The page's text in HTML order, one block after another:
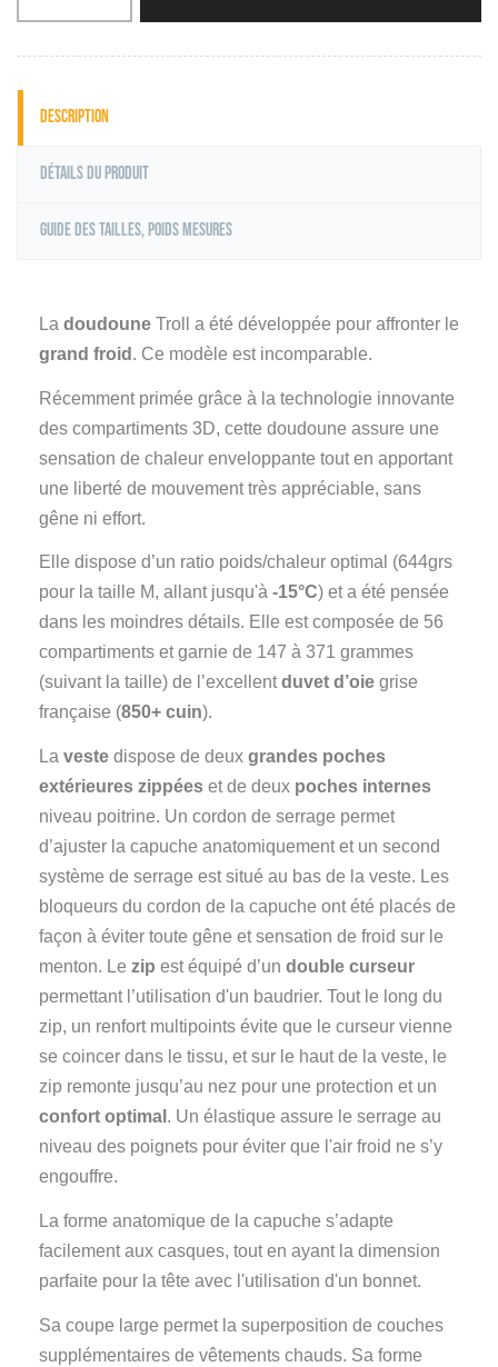
Description
Détails du produit
Guide des tailles, poids mesures
La doudoune Troll a été développée pour affronter le
grand froid . Ce modèle est incomparable.
Récemment primée grâce à la technologie innovante
des compartiments 3D, cette doudoune assure une
sensation de chaleur enveloppante tout en apportant
une liberté de mouvement très appréciable, sans
gêne ni effort.
Elle dispose d’un ratio poids/chaleur optimal (644grs
pour la taille M, allant jusqu'à -15°C) et a été pensée
dans les moindres détails. Elle est composée de 56
compartiments et garnie de 147 à 371 grammes
(suivant la taille) de l’excellentduvet d’oie grise
française (850+ cuin).
La veste dispose de deux grandes poches
extérieures zippées et de deux poches internes
niveau poitrine. Un cordon de serrage permet
d’ajuster la capuche anatomiquement et un second
système de serrage est situé au bas de la veste. Les
bloqueurs du cordon de la capuche ont été placés de
façon à éviter toute gêne et sensation de froid sur le
menton. Le zip est équipé d’un double curseur
permettant l’utilisation d'un baudrier. Tout le long du
zip, un renfort multipoints évite que le curseur vienne
se coincer dans le tissu, et sur le haut de la veste, le
zip remonte jusqu’au nez pour une protection et un
confort optimal . Un élastique assure le serrage au
niveau des poignets pour éviter que l'air froid ne s’y
engouffre.
La forme anatomique de la capuche s’adapte
facilement aux casques, tout en ayant la dimension
parfaite pour la tête avec l'utilisation d'un bonnet.
Sa coupe large permet la superposition de couches
supplémentaires de vêtements chauds. Sa forme